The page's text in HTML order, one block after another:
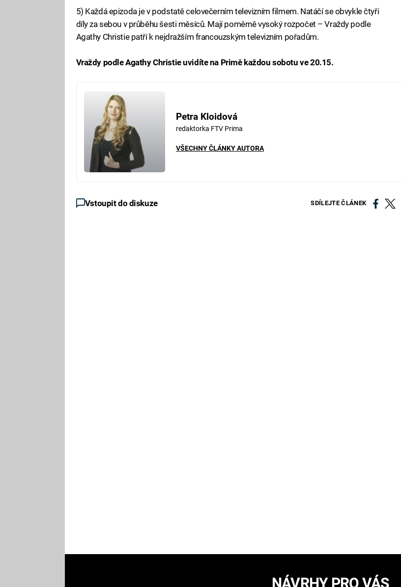
5) Každá epizoda je v podstatě celovečerním televizním filmem. Natáčí se obvykle čtyři
díly za sebou v průběhu šesti měsíců. Mají poměrně vysoký rozpočet – Vraždy podle
Agathy Christie patří k nejdražším francouzským televizním pořadům.
Vraždy podle Agathy Christie uvidíte na Primě každou sobotu ve 20.15.
Petra Kloidová
redaktorka FTV Prima
VŠECHNY ČLÁNKY AUTORA
Vstoupit do diskuze SDÍLEJTE ČLÁNEK
NÁVRHY PRO VÁS